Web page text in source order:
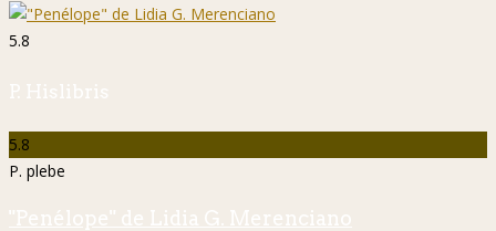
5.8
P. Hislibris
5.8
P. plebe
"Penélope" de Lidia G. Merenciano